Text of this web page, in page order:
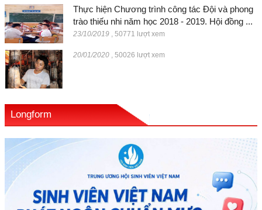
Thực hiện Chương trình công tác Đội và phong
trào thiếu nhi năm học 2018 - 2019. Hội đồng ...
23/10/2019 50771 lượt xem
20/01/2020 50026 lượt xem
Longform